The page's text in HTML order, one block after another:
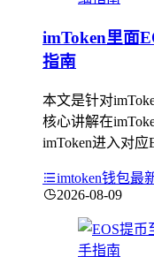
imToken里面
指南
本文是针对
核心讲解在
imToken进入对
imtoken钱包最
2026-08-09